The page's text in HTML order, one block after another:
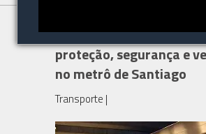
IndigoVision
proteção, segurança e
no metrô de Santiago
Transporte |